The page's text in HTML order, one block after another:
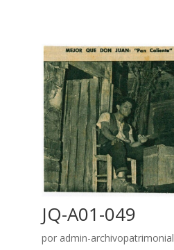
JQ-A01-049
por admin-archivopatrimonial